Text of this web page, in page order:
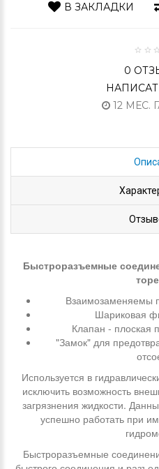
В ЗАКЛАДКИ
0
12 МЕС.
Быстроразъемные
Взаимозаменяемы
Шариковая
Клапан - плоская
"Замок" для
Используется в
исключить возможность
загрязнения жидкости.
успешно работать при
Быстроразъемные